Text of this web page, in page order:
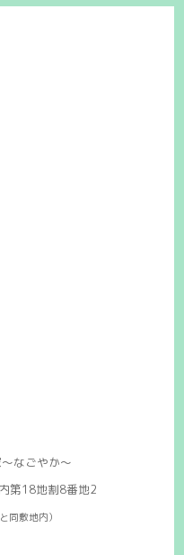
なごやか〜
第18地割8番地2
同敷地内）